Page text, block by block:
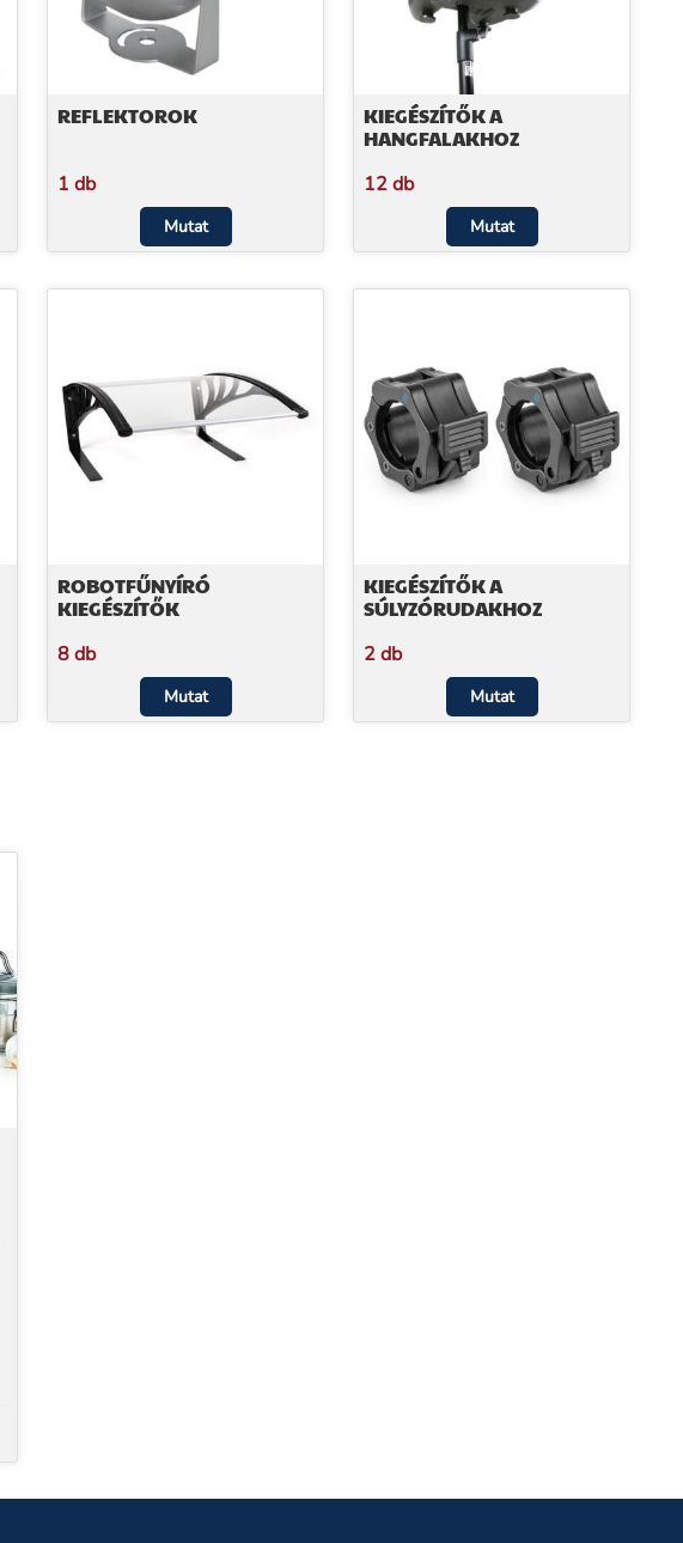
REFLEKTOROK
1 db
Mutat
KIEGÉSZÍTŐK A
HANGFALAKHOZ
12 db
Mutat
ROBOTFŰNYÍRÓ
KIEGÉSZÍTŐK
8 db
Mutat
KIEGÉSZÍTŐK A
SÚLYZÓRUDAKHOZ
2 db
Mutat